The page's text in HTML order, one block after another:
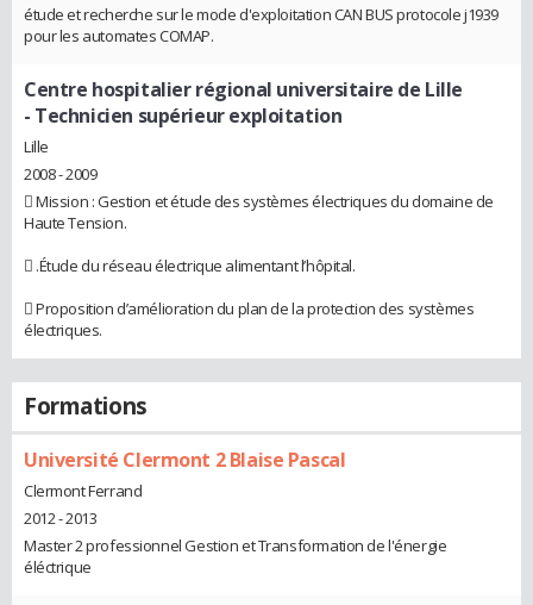
étude et recherche sur le mode d'exploitation CAN BUS protocole j1939
pour les automates COMAP.
Centre hospitalier régional universitaire de Lille
- Technicien supérieur exploitation
Lille
2008 - 2009
 Mission : Gestion et étude des systèmes électriques du domaine de
Haute Tension.
 .Étude du réseau électrique alimentant l’hôpital.
 Proposition d’amélioration du plan de la protection des systèmes
électriques.
Formations
Université Clermont 2 Blaise Pascal
Clermont Ferrand
2012 - 2013
Master 2 professionnel Gestion et Transformation de l'énergie
éléctrique